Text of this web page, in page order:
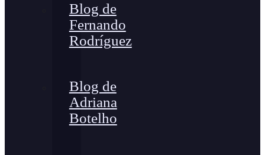
Blog de
Fernando
Rodríguez
Blog de
Adriana
Botelho